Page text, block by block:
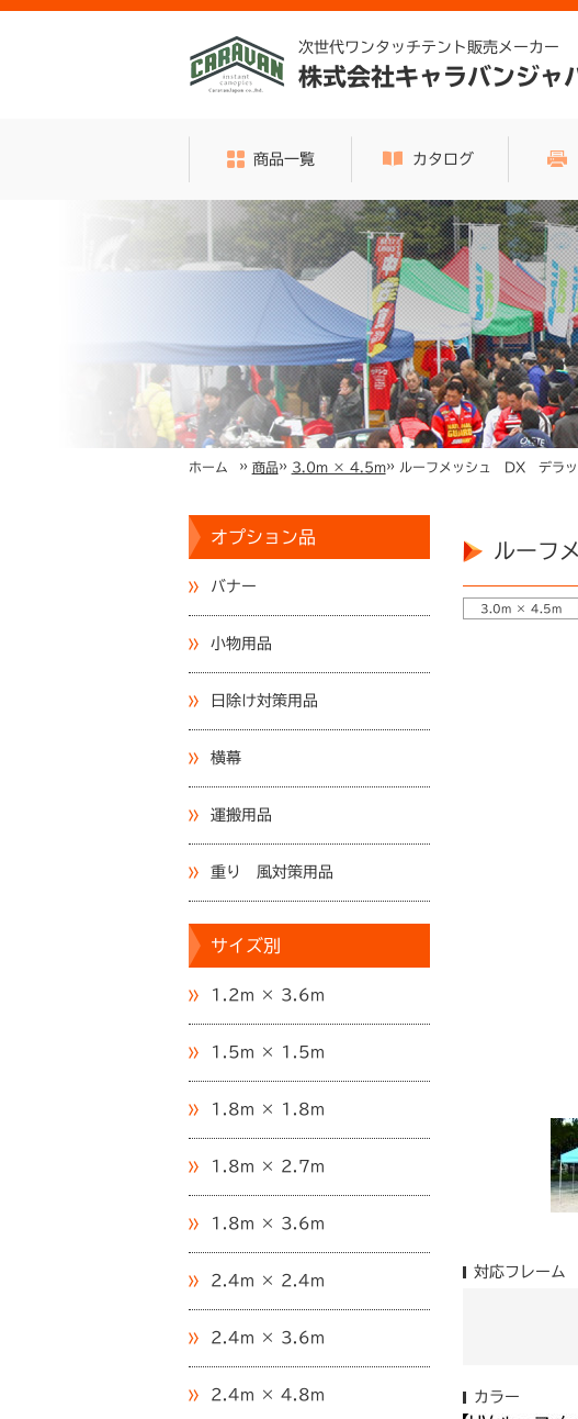
次世代ワンタッチテント販売メーカー
株式会社キャラバンジャ
商品一覧 カタログ
ホーム » 商品» 3.0m × 4.5m» ルーフメッシュ DX デラ
オプション品
バナー
小物用品
日除け対策用品
横幕
運搬用品
重り 風対策用品
サイズ別
1.2m × 3.6m
1.5m × 1.5m
1.8m × 1.8m
1.8m × 2.7m
1.8m × 3.6m
2.4m × 2.4m
2.4m × 3.6m
2.4m × 4.8m
ルー
3.0m × 4.5m
対応フレーム
カラー